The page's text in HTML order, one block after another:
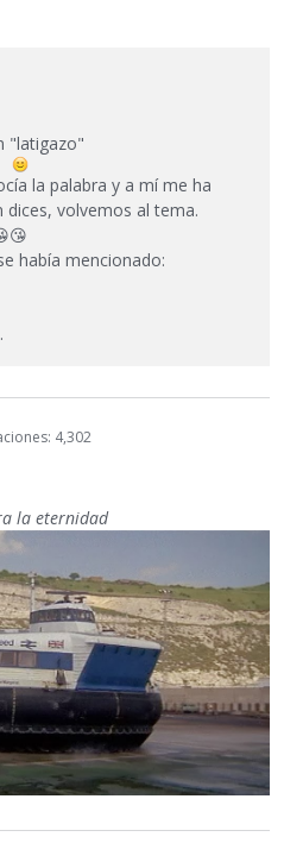
"latigazo"
la palabra y a mí me ha
volvemos al tema.
😘
había mencionado:
4,302
la eternidad